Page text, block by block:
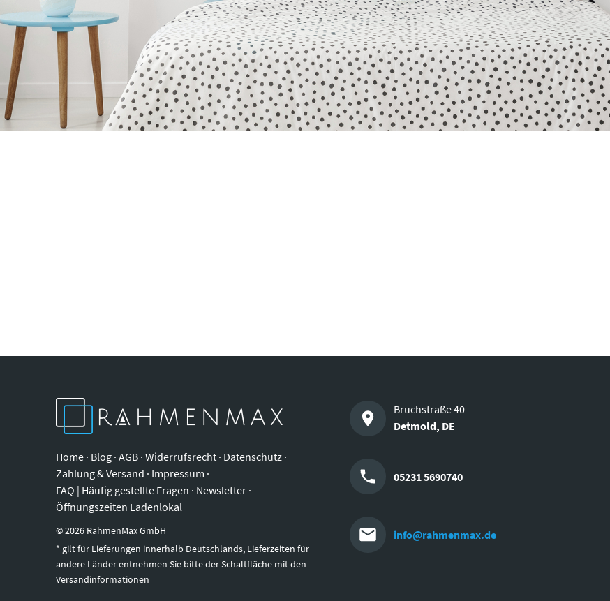
Home · Blog · AGB · Widerrufsrecht · Datenschutz ·
Zahlung & Versand · Impressum ·
FAQ | Häufig gestellte Fragen · Newsletter ·
Öffnungszeiten Ladenlokal
©2026 RahmenMax GmbH
* gilt für Lieferungen innerhalb Deutschlands, Lieferzeiten für
andere Länder entnehmen Sie bitte der Schaltfläche mit den
Versandinformationen
Bruchstraße 40
Detmold, DE
05231 5690740
info@rahmenmax.de